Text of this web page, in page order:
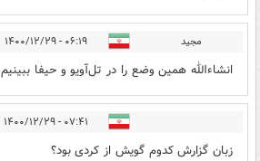
مجید ۰۶:۱۹ - ۱۴۰۰/۱۲/۲۹
انشاءالله همین وضع را در تل‌آویو و حیفا ببينيم
۰۷:۴۱ - ۱۴۰۰/۱۲/۲۹
زبان گزارش کدوم گویش از کردی بود؟